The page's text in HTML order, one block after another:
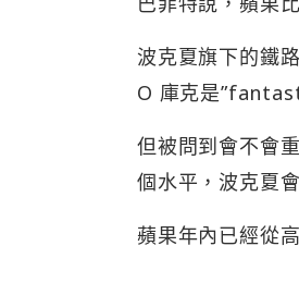
波克夏旗下的鐵
O 庫克是
但被問到會不會
個水平，波克夏
蘋果年內已經從